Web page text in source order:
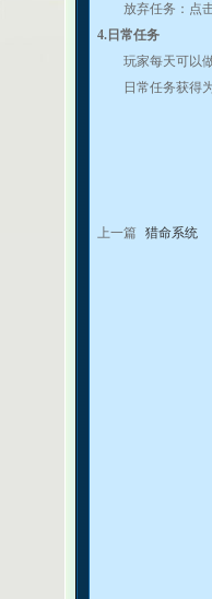
放弃任务：点击
4.日常任务
玩家每天可以做6
日常任务获得为
上一篇 猎命系统